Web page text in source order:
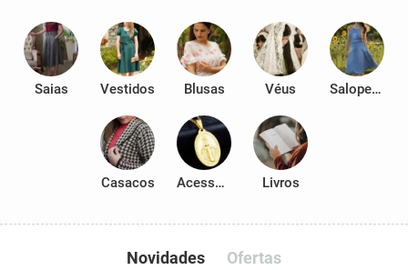
Saias Vestidos Blusas Véus Salopetes
Casacos Acessórios Livros
Novidades Ofertas